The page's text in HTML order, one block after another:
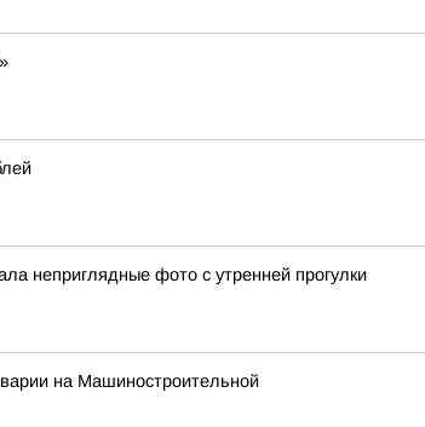
неприглядные фото с утренней прогулки
на Машиностроительной